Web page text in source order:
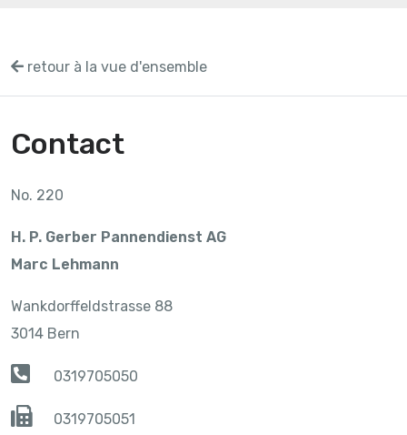
retour à la vue d'ensemble
Contact
No. 220
H. P. Gerber Pannendienst AG
Marc Lehmann
Wankdorffeldstrasse 88
3014 Bern
0319705050
0319705051